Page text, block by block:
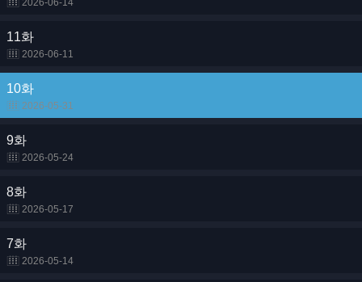
2026-06-14
11화
2026-06-11
10화
2026-05-31
9화
2026-05-24
8화
2026-05-17
7화
2026-05-14